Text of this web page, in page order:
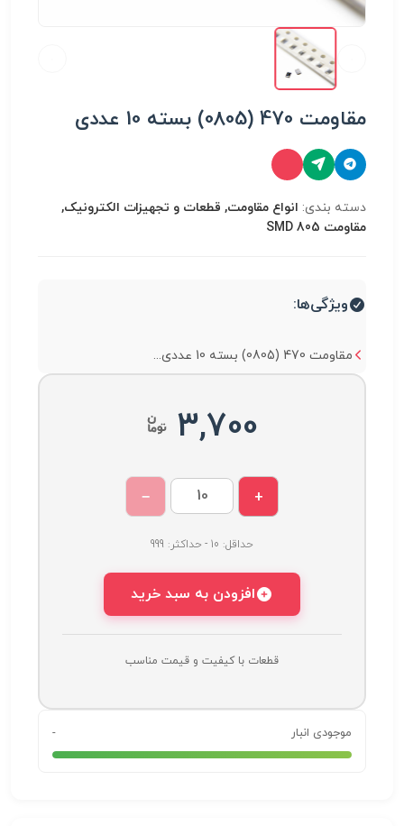
مقاومت 470 (0805) بسته 10 عددی
دسته بندی: انواع مقاومت, قطعات و تجهیزات الکترونیک,
مقاومت SMD 805
ویژگی‌ها:
مقاومت 470 (0805) بسته 10 عددی...
3,700
+
−
حداقل: 10 - حداکثر: 999
افزودن به سبد خرید
قطعات با کیفیت و قیمت مناسب
موجودی انبار -